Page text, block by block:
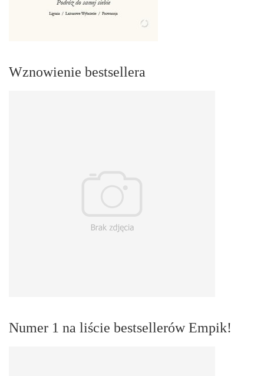
Wznowienie bestsellera
Numer 1 na liście bestsellerów Empik!